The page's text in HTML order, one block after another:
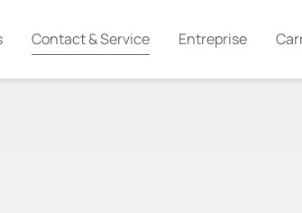
Contact & Service Entreprise